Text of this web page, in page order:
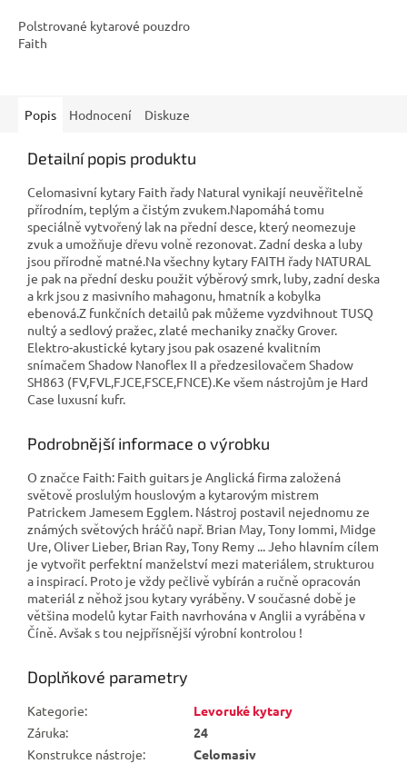
Polstrované kytarové pouzdro
Faith
Popis Hodnocení Diskuze
Detailní popis produktu
Celomasivní kytary Faith řady Natural vynikají neuvěřitelně
přírodním, teplým a čistým zvukem.Napomáhá tomu
speciálně vytvořený lak na přední desce, který neomezuje
zvuk a umožňuje dřevu volně rezonovat. Zadní deska a luby
jsou přírodně matné.Na všechny kytary FAITH řady NATURAL
je pak na přední desku použit výběrový smrk, luby, zadní deska
a krk jsou z masivního mahagonu, hmatník a kobylka
ebenová.Z funkčních detailů pak můžeme vyzdvihnout TUSQ
nultý a sedlový pražec, zlaté mechaniky značky Grover.
Elektro-akustické kytary jsou pak osazené kvalitním
snímačem Shadow Nanoflex II a předzesilovačem Shadow
SH863 (FV,FVL,FJCE,FSCE,FNCE).Ke všem nástrojům je Hard
Case luxusní kufr.
Podrobnější informace o výrobku
O značce Faith: Faith guitars je Anglická firma založená
světově proslulým houslovým a kytarovým mistrem
Patrickem Jamesem Egglem. Nástroj postavil nejednomu ze
známých světových hráčů např. Brian May, Tony Iommi, Midge
Ure, Oliver Lieber, Brian Ray, Tony Remy ... Jeho hlavním cílem
je vytvořit perfektní manželství mezi materiálem, strukturou
a inspirací. Proto je vždy pečlivě vybírán a ručně opracován
materiál z něhož jsou kytary vyráběny. V současné době je
většina modelů kytar Faith navrhována v Anglii a vyráběna v
Číně. Avšak s tou nejpřísnější výrobní kontrolou !
Doplňkové parametry
Kategorie:
Levoruké kytary
Záruka:
24
Konstrukce nástroje:
Celomasiv